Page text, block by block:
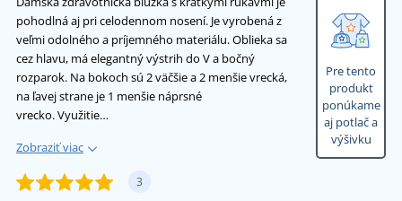
pohodlná aj pri celodennom nosení. Je vyrobená z
veľmi odolného a príjemného materiálu. Oblieka sa
cez hlavu, má elegantný výstrih do V a bočný
rozparok. Na bokoch sú 2 väčšie a 2 menšie vrecká,
na ľavej strane je 1 menšie náprsné
vrecko. Využitie…
Zobraziť viac
3
Pre tento
produkt
ponúkame
aj potlač a
výšivku